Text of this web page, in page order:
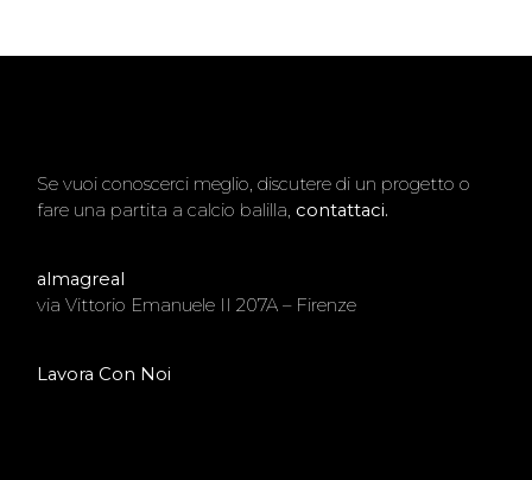
Se vuoi conoscerci meglio, discutere di un progetto o
fare una partita a calcio balilla, contattaci.
almagreal
via Vittorio Emanuele II 207A – Firenze
Lavora Con Noi